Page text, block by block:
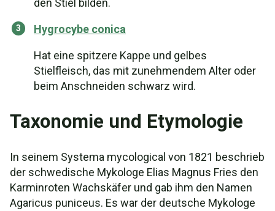
den Stiel bilden.
Hygrocybe conica
Hat eine spitzere Kappe und gelbes
Stielfleisch, das mit zunehmendem Alter oder
beim Anschneiden schwarz wird.
Taxonomie und Etymologie
In seinem Systema mycological von 1821 beschrieb
der schwedische Mykologe Elias Magnus Fries den
Karminroten Wachskäfer und gab ihm den Namen
Agaricus puniceus. Es war der deutsche Mykologe